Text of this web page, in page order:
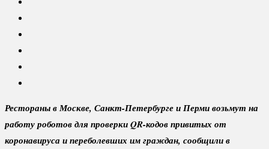
Рестораны в Москве, Санкт-Петербурге и Перми возьмут на
работу роботов для проверки QR-кодов привитых от
коронавируса и переболевших им граждан, сообщили в